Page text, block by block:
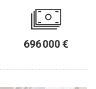
696 000 €